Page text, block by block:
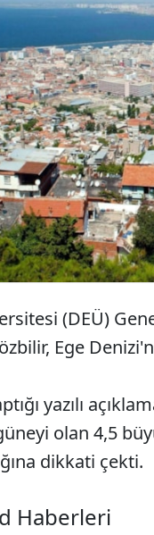
Prof. Dr. Hasan
meydana gelen
2017'de
(DEÜ)
Ege
yazılı
olan 4,5
dikkati çekti.
Haberleri